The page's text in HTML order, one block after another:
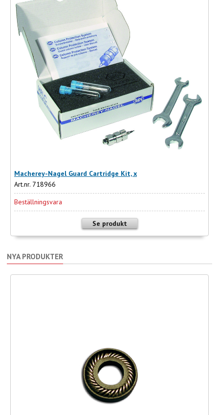
Macherey-Nagel Guard Cartridge Kit, x
Art.nr. 718966
Beställningsvara
Se produkt
NYA PRODUKTER